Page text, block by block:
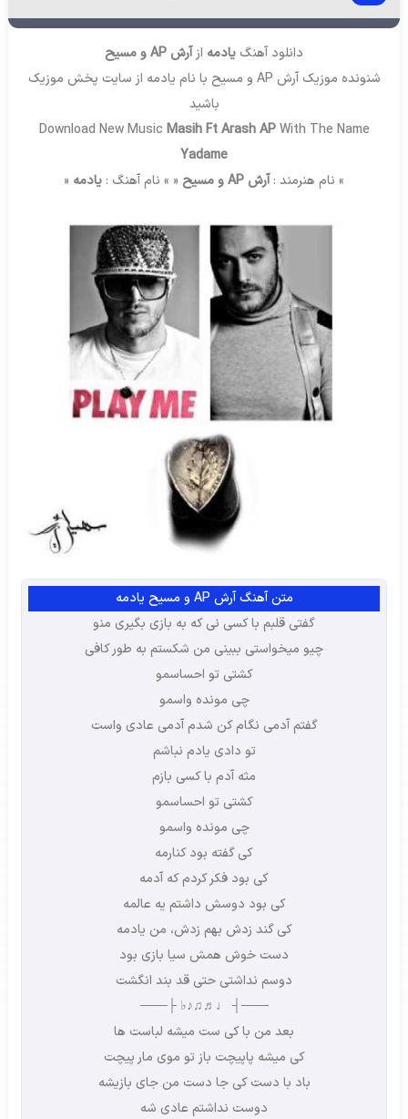
دانلود آهنگ یادمه ازآرش AP و مسیح
شنونده موزیک آرش AP و مسیح با نام یادمه از سایت
پخش موزیک
باشید
Download New Music Masih Ft Arash APWith The Name
Yadame
» نام هنرمند :آرش AP و مسیح « » نام آهنگ : یادمه «
متن آهنگ آرش AP و مسیح یادمه
گفتی قلبم با کسی نی که به بازی بگیری منو
چیو میخواستی ببینی من شکستم به طور کافی
کشتی تو احساسمو
چی مونده واسمو
گفتم آدمی نگام کن شدم آدمی عادی واست
تو دادی یادم نباشم
مثه آدم با کسی بازم
کشتی تو احساسمو
چی مونده واسمو
کی گفته بود کنارمه
کی بود فکر کردم که آدمه
کی بود دوسش داشتم یه عالمه
کی گند زدش بهم زدش، من یادمه
دست خوش همش سیا بازی بود
دوسم نداشتی حتی قد بند انگشت
───┤ ♩♬♫♪♭ ├───
بعد من با کی ست میشه لباست ها
کی میشه پاپیچت باز تو موی مار پیچت
باد با دست کی جا دست من جای بازیشه
دوست نداشتم عادی شه